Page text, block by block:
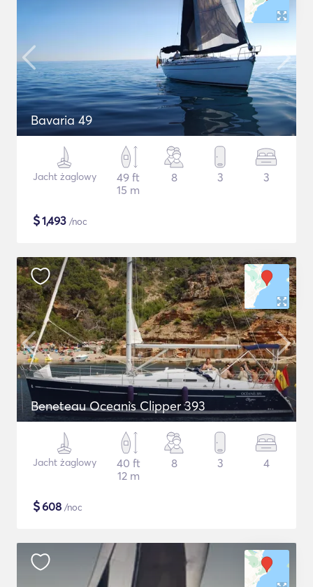
Bavaria 49
Jacht żaglowy
49 ft
15 m
8 3 3
$1,493 /noc
Beneteau Oceanis Clipper 393
Jacht żaglowy
40 ft
12 m
8 3 4
$608 /noc